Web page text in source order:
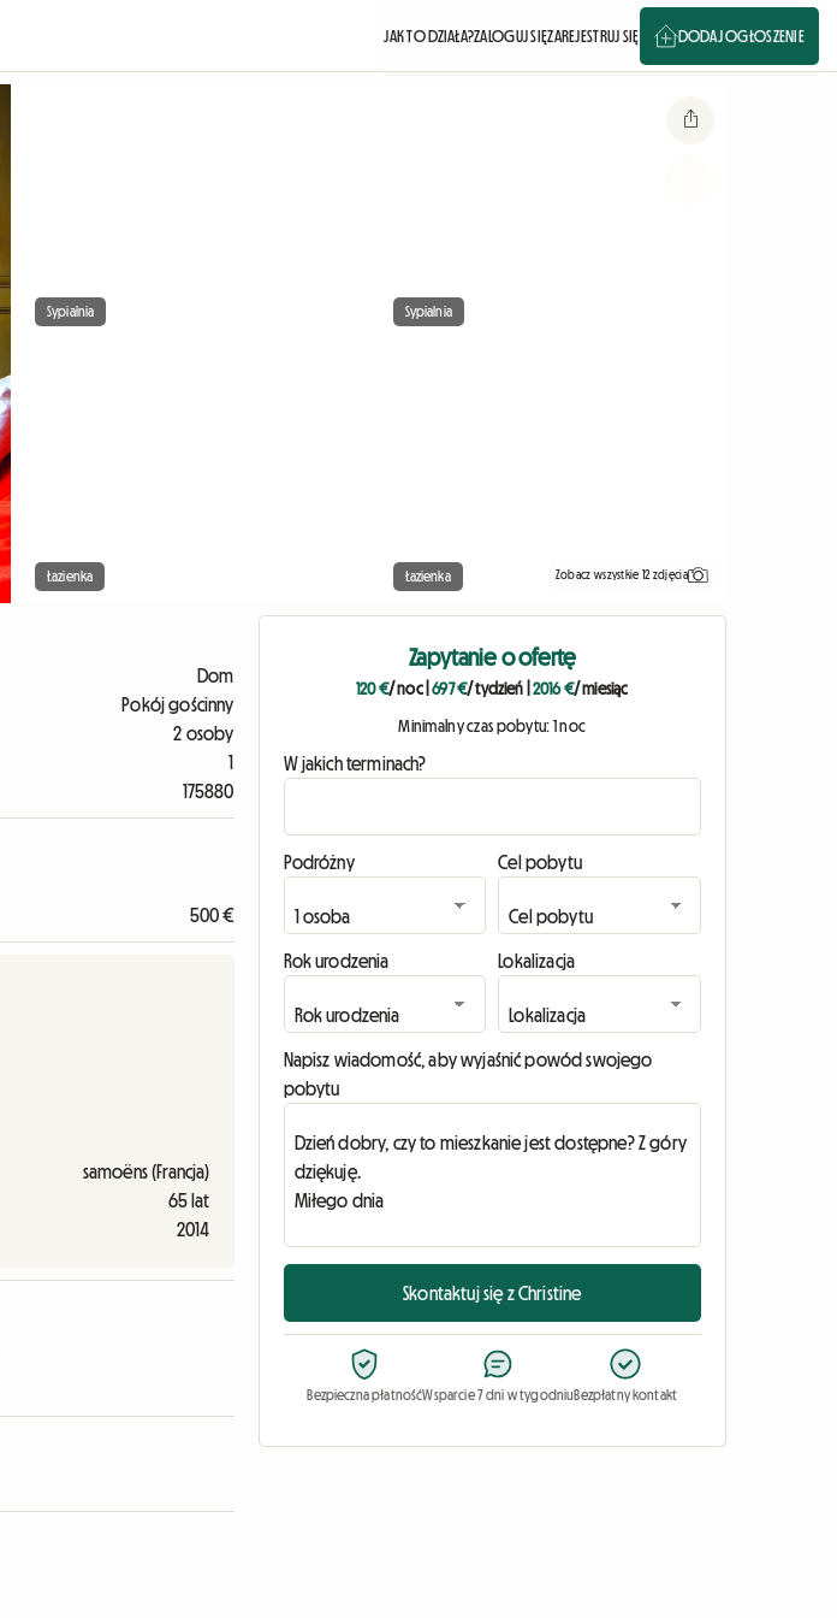
JAK TO DZIAŁA?ZALOGUJ SIĘZAREJESTRUJ SIĘ DODAJ OGŁOSZENIE
Sypialnia Sypialnia
Łazienka Łazienka Zobacz wszystkie 12 zdjęcia
Dom
Pokój gościnny
2 osoby
1
175880
500 €
samoëns (Francja)
65 lat
2014
Zapytanie o ofertę
120 €/ noc|697 €/ tydzień 2016 €/ miesiąc
Minimalny czas pobytu: 1 noc
W jakich terminach?
Podróżny Cel pobytu
Rok urodzenia Lokalizacja
Napisz wiadomość, aby wyjaśnić powód swojego
pobytu
Skontaktuj się z Christine
Bezpieczna płatnośćWsparcie 7 dni w tygodniuBezpłatny kontakt